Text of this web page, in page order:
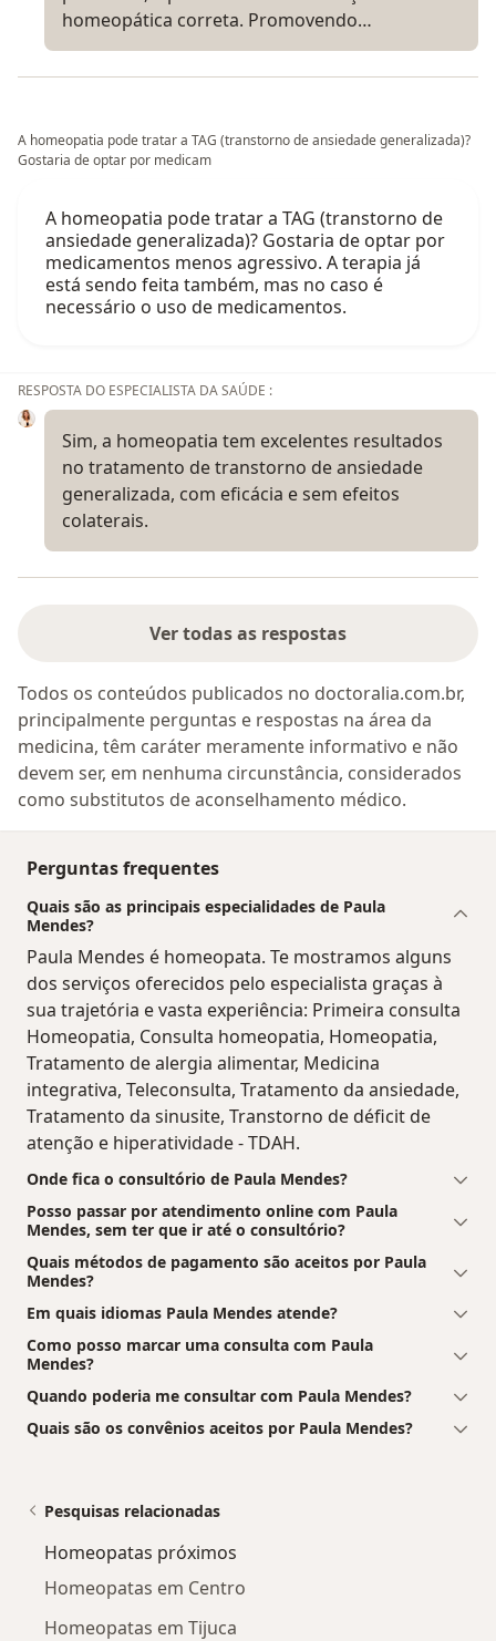
homeopática correta. Promovendo…
A homeopatia pode tratar a TAG (transtorno de ansiedade generalizada)?
Gostaria de optar por medicam
A homeopatia pode tratar a TAG (transtorno de
ansiedade generalizada)? Gostaria de optar por
medicamentos menos agressivo. A terapia já
está sendo feita também, mas no caso é
necessário o uso de medicamentos.
RESPOSTA DO ESPECIALISTA DA SAÚDE :
Sim, a homeopatia tem excelentes resultados
no tratamento de transtorno de ansiedade
generalizada, com eficácia e sem efeitos
colaterais.
Ver todas as respostas
Todos os conteúdos publicados no doctoralia.com.br,
principalmente perguntas e respostas na área da
medicina, têm caráter meramente informativo e não
devem ser, em nenhuma circunstância, considerados
como substitutos de aconselhamento médico.
Perguntas frequentes
Quais são as principais especialidades de Paula
Mendes?
Paula Mendes é homeopata. Te mostramos alguns
dos serviços oferecidos pelo especialista graças à
sua trajetória e vasta experiência: Primeira consulta
Homeopatia, Consulta homeopatia, Homeopatia,
Tratamento de alergia alimentar, Medicina
integrativa, Teleconsulta, Tratamento da ansiedade,
Tratamento da sinusite, Transtorno de déficit de
atenção e hiperatividade - TDAH.
Onde fica o consultório de Paula Mendes?
Posso passar por atendimento online com Paula
Mendes, sem ter que ir até o consultório?
Quais métodos de pagamento são aceitos por Paula
Mendes?
Em quais idiomas Paula Mendes atende?
Como posso marcar uma consulta com Paula
Mendes?
Quando poderia me consultar com Paula Mendes?
Quais são os convênios aceitos por Paula Mendes?
Pesquisas relacionadas
Homeopatas próximos
Homeopatas em Centro
Homeopatas em Tijuca